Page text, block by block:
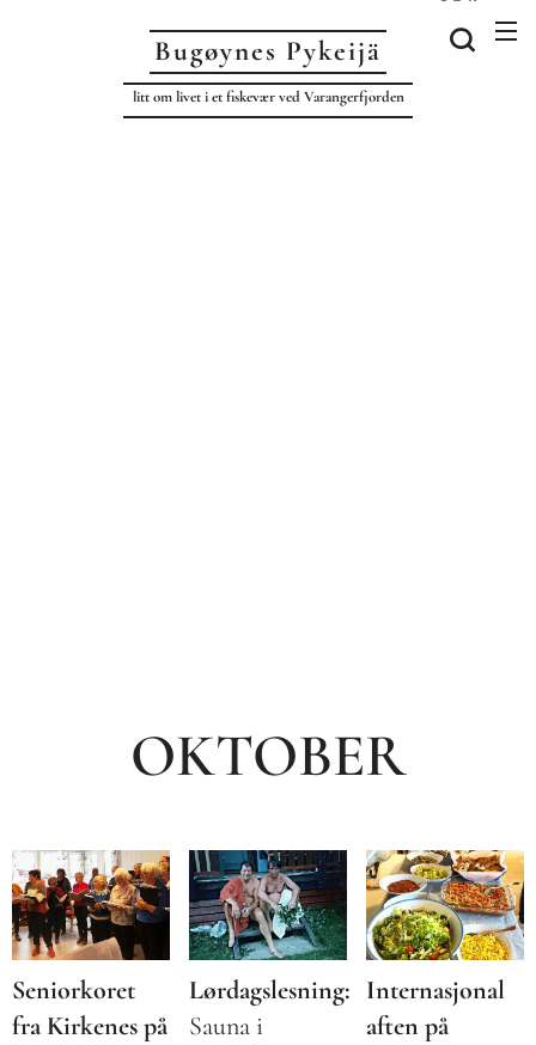
Bugøynes Pykeijä
litt om livet i et fiskevær ved Varangerfjorden
OKTOBER
Seniorkoret
fra Kirkenes på
Lørdagslesning:
Sauna i
Internasjonal
aften på